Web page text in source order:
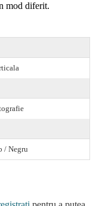
mod diferit.
/ Negru